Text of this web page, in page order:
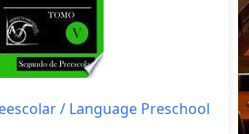
/ Language Preschool